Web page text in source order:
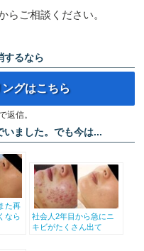
らご相談ください。
するなら
グはこちら
返信。
いました。でも今は...
た再
なら
社会人2年目から急にニ
キビがたくさん出て